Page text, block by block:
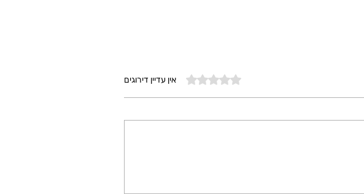
דירוג של 0 מתוך 5 כוכבים אין עדיין דירוגים